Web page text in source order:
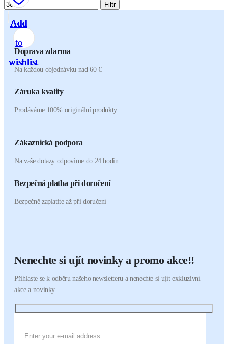
Add
to
wishlist
Add
to
wishlist
Add
to
wishlist
Add
to
wishlist
Add
to
wishlist
Add
to
wishlist
Add
to
wishlist
Filtr
Doprava zdarma
Na každou objednávku nad 60 €
Záruka kvality
Prodáváme 100% originální produkty
Zákaznická podpora
Na vaše dotazy odpovíme do 24 hodin.
Bezpečná platba při doručení
Bezpečně zaplatíte až při doručení
Nenechte si ujít novinky a promo akce!!
Přihlaste se k odběru našeho newsletteru a nenechte si ujít exkluzivní
akce a novinky.